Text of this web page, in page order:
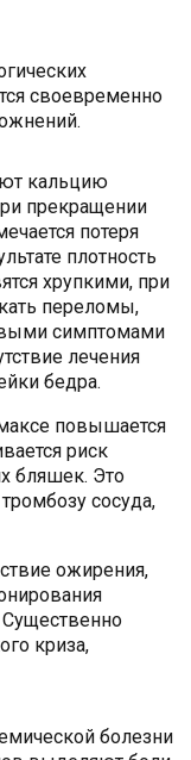
своевременно
кальцию
прекращении
потеря
плотность
хрупкими, при
переломы,
симптомами
лечения
бедра.
повышается
риск
бляшек. Это
сосуда,
ожирения,
Существенно
криза,
болезни